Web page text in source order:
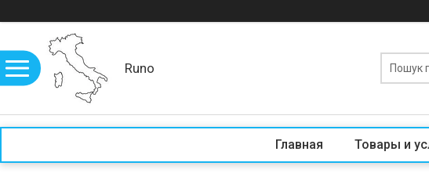
Runo
Главная Товары и